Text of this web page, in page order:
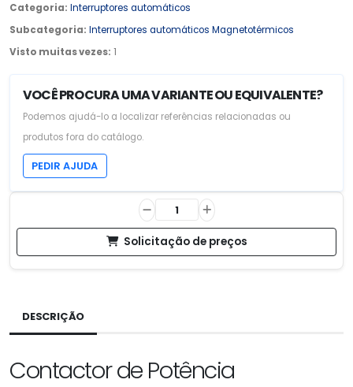
Categoria: Interruptores automáticos
Subcategoria: Interruptores automáticos Magnetotérmicos
Visto muitas vezes: 1
VOCÊ PROCURA UMA VARIANTE OU EQUIVALENTE?
Podemos ajudá-lo a localizar referências relacionadas ou
produtos fora do catálogo.
PEDIR AJUDA
Solicitação de preços
DESCRIÇÃO
Contactor de Potência